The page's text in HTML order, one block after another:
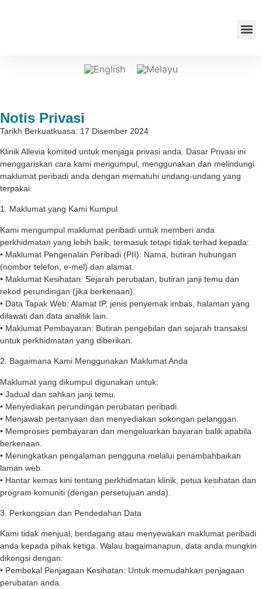
Notis Privasi
Tarikh Berkuatkuasa: 17 Disember 2024
Klinik Allevia komited untuk menjaga privasi anda. Dasar Privasi ini
menggariskan cara kami mengumpul, menggunakan dan melindungi
maklumat peribadi anda dengan mematuhi undang-undang yang
terpakai.
1. Maklumat yang Kami Kumpul
Kami mengumpul maklumat peribadi untuk memberi anda
perkhidmatan yang lebih baik, termasuk tetapi tidak terhad kepada:
• Maklumat Pengenalan Peribadi (PII): Nama, butiran hubungan
(nombor telefon, e-mel) dan alamat.
• Maklumat Kesihatan: Sejarah perubatan, butiran janji temu dan
rekod perundingan (jika berkenaan).
• Data Tapak Web: Alamat IP, jenis penyemak imbas, halaman yang
dilawati dan data analitik lain.
• Maklumat Pembayaran: Butiran pengebilan dan sejarah transaksi
untuk perkhidmatan yang diberikan.
2. Bagaimana Kami Menggunakan Maklumat Anda
Maklumat yang dikumpul digunakan untuk:
• Jadual dan sahkan janji temu.
• Menyediakan perundingan perubatan peribadi.
• Menjawab pertanyaan dan menyediakan sokongan pelanggan.
• Memproses pembayaran dan mengeluarkan bayaran balik apabila
berkenaan.
• Meningkatkan pengalaman pengguna melalui penambahbaikan
laman web.
• Hantar kemas kini tentang perkhidmatan klinik, petua kesihatan dan
program komuniti (dengan persetujuan anda).
3. Perkongsian dan Pendedahan Data
Kami tidak menjual, berdagang atau menyewakan maklumat peribadi
anda kepada pihak ketiga. Walau bagaimanapun, data anda mungkin
dikongsi dengan:
• Pembekal Penjagaan Kesihatan: Untuk memudahkan penjagaan
perubatan anda.